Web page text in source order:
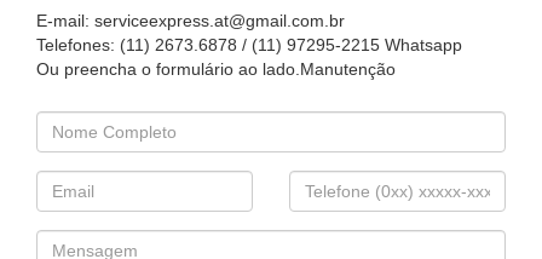
E-mail: serviceexpress.at@gmail.com.br
Telefones: (11) 2673.6878 / (11) 97295-2215 Whatsapp
Ou preencha o formulário ao lado.Manutenção